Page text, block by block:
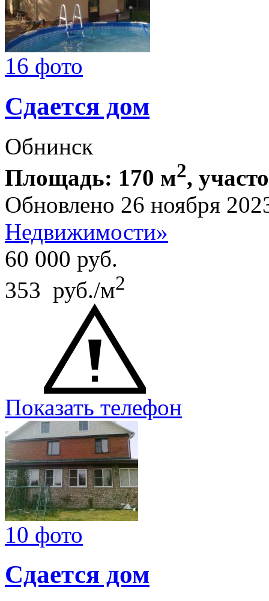
16 фото
Сдается дом
Обнинск
Площадь: 170 м2,
Обновлено 26 ноября
Недвижимости»
60 000 руб.
353 руб./м2
Показать телефон
10 фото
Сдается дом